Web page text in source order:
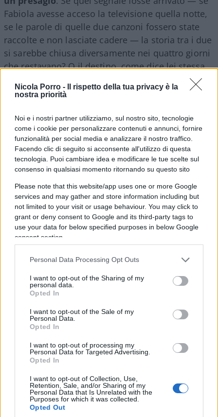
Nicola Porro -
Il rispetto della tua privacy è la
nostra priorità
Noi e i nostri partner utilizziamo, sul nostro sito, tecnologie
come i cookie per personalizzare contenuti e annunci, fornire
funzionalità per social media e analizzare il nostro traffico.
Facendo clic di seguito si acconsente all'utilizzo di questa
tecnologia. Puoi cambiare idea e modificare le tue scelte sul
consenso in qualsiasi momento ritornando su questo sito
Please note that this website/app uses one or more Google
services and may gather and store information including but
not limited to your visit or usage behaviour. You may click to
grant or deny consent to Google and its third-party tags to
use your data for below specified purposes in below Google
consent section.
Personal Data Processing Opt Outs
I want to opt-out of the Sharing of my
personal data.
Opted In
I want to opt-out of the Sale of my
Personal Data.
Opted In
I want to opt-out of processing my
Personal Data for Targeted Advertising.
Opted In
I want to opt-out of Collection, Use,
Retention, Sale, and/or Sharing of my
Personal Data that Is Unrelated with the
Purposes for which it was collected.
Opted Out
Fabiola avesse acceso la televisione quella notte,
se le parole di quelle due canzoni fossero state
raccolte e non lasciate cadere — la storia tra i due
si sarebbe chiusa diversamente nei quattro giorni
che restavano? O il destino, come dice lei stessa
parlando del caso e del non caso nella loro storia,
aveva già scritto un’altra pagina, indipendente da
diventata un divorzio formale. Pensa che lei e
Pino avrebbero continuato a discutere, ad
“arrabbiarsi” — usa proprio questa parola ma che
non sarebbero riusciti a disfare quel “noi”
per cui, oggi, associa la fine imminente e
improvvisa del gennaio 2015 non a una rottura
definitiva ma aun capitolo interrotto a metà
due persone che si erano allontanate, colte da un
destino che non ha lasciato il tempo per chiudere